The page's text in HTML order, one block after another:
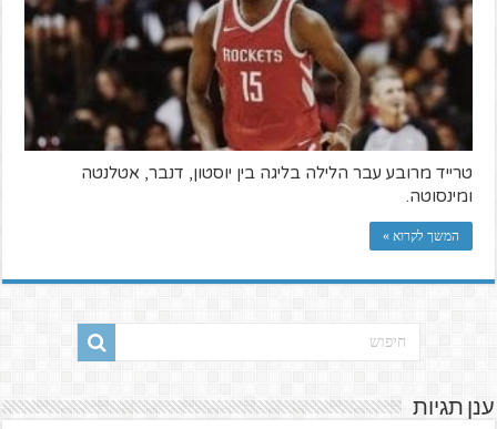
טרייד מרובע עבר הלילה בליגה בין יוסטון, דנבר, אטלנטה
ומינסוטה.
המשך לקרוא »
ענן תגיות